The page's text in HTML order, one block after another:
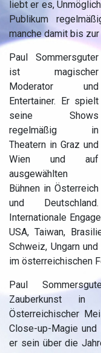
liebt er es,
Publikum
manche damit bis
Paul Sommersguter
ist magischer
Moderator und
Entertainer. Er spielt
seine Shows
regelmäßig in
Theatern in Graz und
Wien und auf
ausgewählten
Bühnen in Österreich
und Deutschland.
Internationale
USA, Taiwan,
Schweiz, Ungarn
im österreichischen
Paul
Zauberkunst in
Österreichischer
Close-up-Magie und
er sein über die